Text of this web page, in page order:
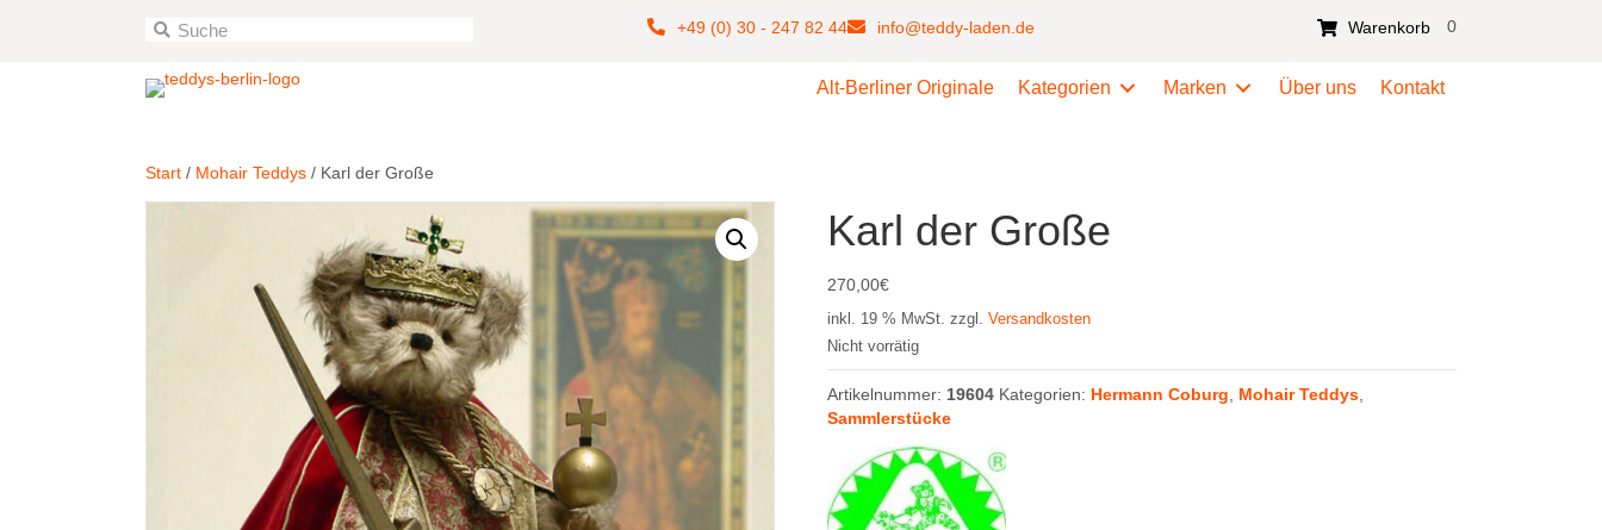
+49 (0) 30 - 247 82 44 info@teddy-laden.de Warenkorb 0
Alt-Berliner Originale Kategorien Marken Über uns Kontakt
Start / Mohair Teddys / Karl der Große
Karl der Große
270,00€
inkl. 19 % MwSt. zzgl. Versandkosten
Nicht vorrätig
Artikelnummer: 19604 Kategorien: Hermann Coburg Mohair Teddys
Sammlerstücke